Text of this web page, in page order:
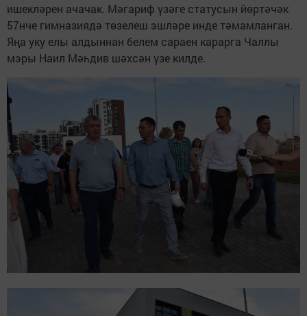
ишекләрен ачачак. Мәгариф үзәге статусын йөртәчәк
57нче гимназиядә төзелеш эшләре инде тәмамланган.
Яңа уку елы алдыннан белем сараен карарга Чаллы
мэры Наил Мәһдив шәхсән үзе килде.